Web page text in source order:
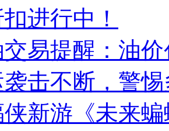
进行中！
交易提醒：油
击不断，警
新游《未来